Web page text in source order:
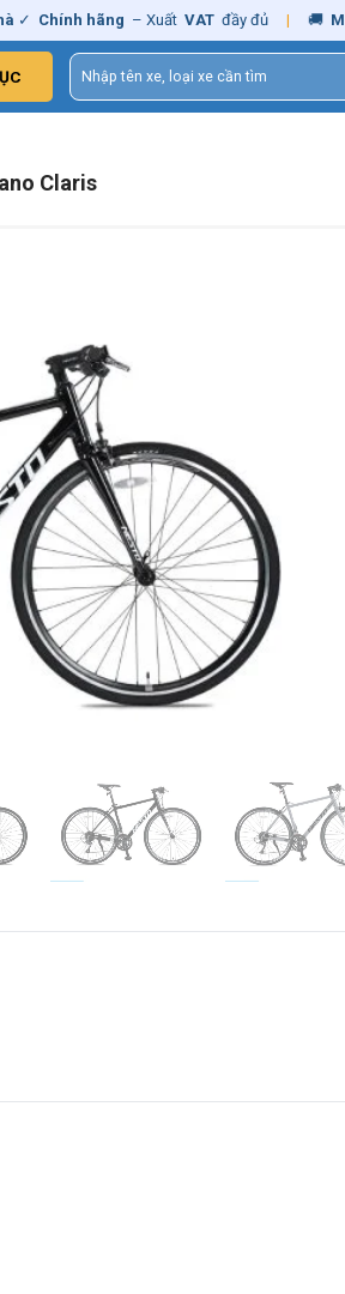
hãng – Xuất VAT đầy đủ | 🚚 Miễn phí
Tìm
kiếm:
Claris